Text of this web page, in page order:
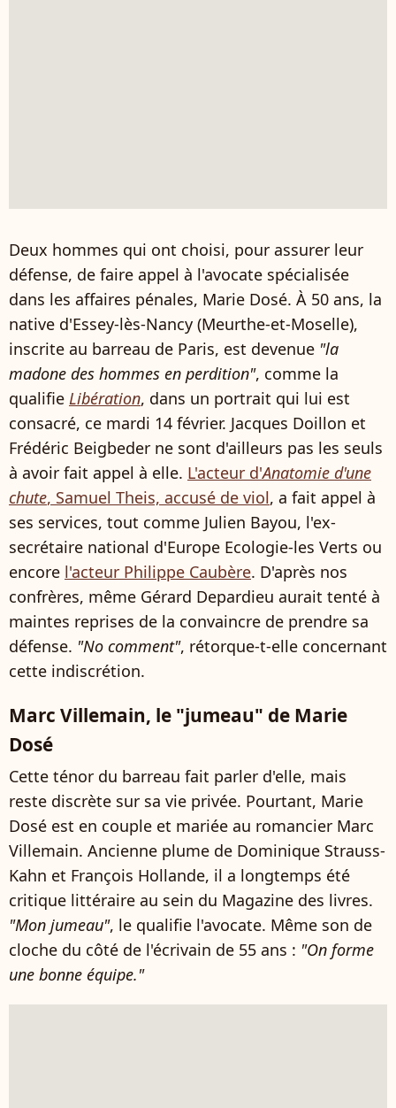
Deux hommes qui ont choisi, pour assurer leur
défense, de faire appel à l'avocate spécialisée
dans les affaires pénales, Marie Dosé. À 50 ans, la
native d'Essey-lès-Nancy (Meurthe-et-Moselle),
inscrite au barreau de Paris, est devenue "la
madone des hommes en perdition", comme la
qualifie Libération, dans un portrait qui lui est
consacré, ce mardi 14 février. Jacques Doillon et
Frédéric Beigbeder ne sont d'ailleurs pas les seuls
à avoir fait appel à elle. L'acteur d'Anatomie d'une
chute, Samuel Theis, accusé de viol, a fait appel à
ses services, tout comme Julien Bayou, l'ex-
secrétaire national d'Europe Ecologie-les Verts ou
encore l'acteur Philippe Caubère. D'après nos
confrères, même Gérard Depardieu aurait tenté à
maintes reprises de la convaincre de prendre sa
défense. "No comment", rétorque-t-elle concernant
cette indiscrétion.
Marc Villemain, le "jumeau" de Marie
Dosé
Cette ténor du barreau fait parler d'elle, mais
reste discrète sur sa vie privée. Pourtant, Marie
Dosé est en couple et mariée au romancier Marc
Villemain. Ancienne plume de Dominique Strauss-
Kahn et François Hollande, il a longtemps été
critique littéraire au sein du Magazine des livres.
"Mon jumeau", le qualifie l'avocate. Même son de
cloche du côté de l'écrivain de 55 ans : "On forme
une bonne équipe."